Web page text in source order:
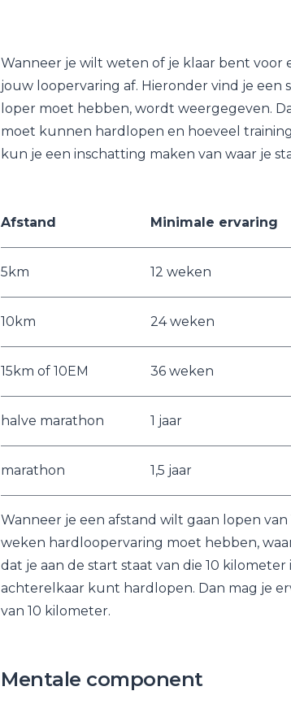
Wanneer je wilt weten of je klaar bent voor
jouw loopervaring af. Hieronder vind je een
loper moet hebben, wordt weergegeven.
moet kunnen hardlopen en hoeveel
kun je een inschatting maken van waar je
Afstand Minimale ervaring
5km 12 weken
10km 24 weken
15km of 10EM 36 weken
halve marathon 1 jaar
marathon 1,5 jaar
Wanneer je een afstand wilt gaan lopen
weken hardloopervaring moet hebben,
dat je aan de start staat van die 10
achterelkaar kunt hardlopen. Dan mag je
van 10 kilometer.
Mentale component